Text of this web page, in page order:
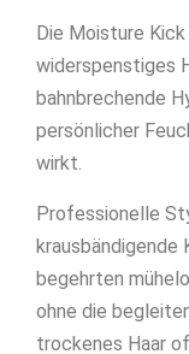
Die Moisture
widerspenstiges
bahnbrechende
persönlicher
wirkt.
Professionelle
krausbändigende
begehrten
ohne die
trockenes Haar